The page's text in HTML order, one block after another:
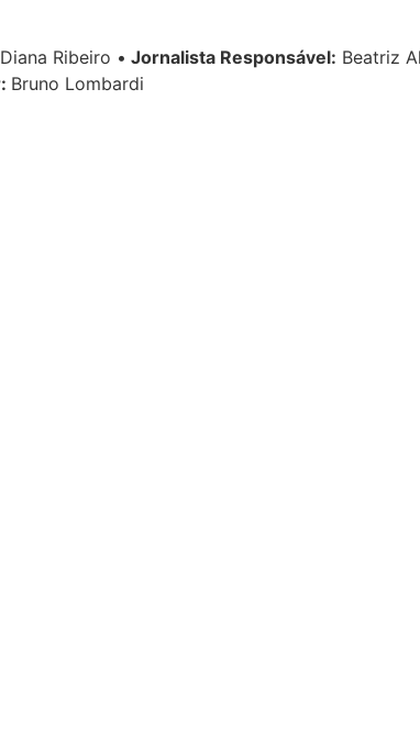
Diana Ribeiro • Jornalista Responsável: Beatriz
Bruno Lombardi